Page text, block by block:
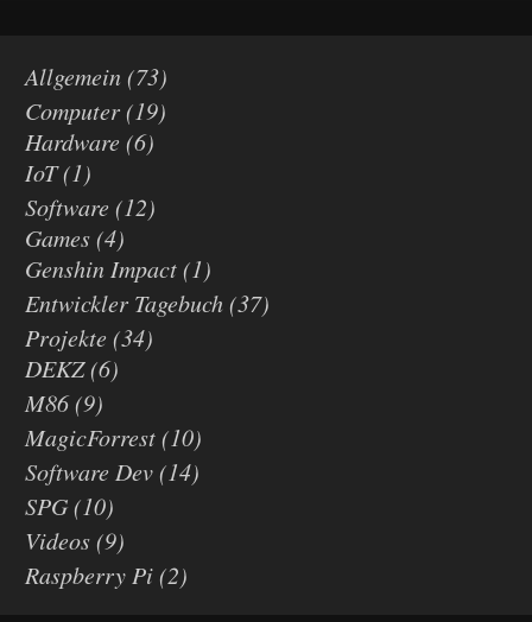
Allgemein(73)
Computer(19)
Hardware(6)
IoT(1)
Software(12)
Games(4)
Genshin Impact(1)
Entwickler Tagebuch(37)
Projekte(34)
DEKZ(6)
M86(9)
MagicForrest(10)
Software Dev(14)
SPG(10)
Videos(9)
Raspberry Pi(2)